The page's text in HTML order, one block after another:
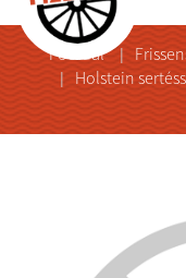
Főoldal
Holstein